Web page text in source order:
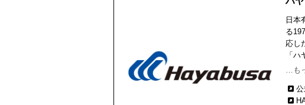
日本
る
応し
「
中。
…も
公